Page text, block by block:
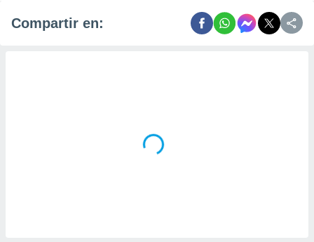
Compartir en: